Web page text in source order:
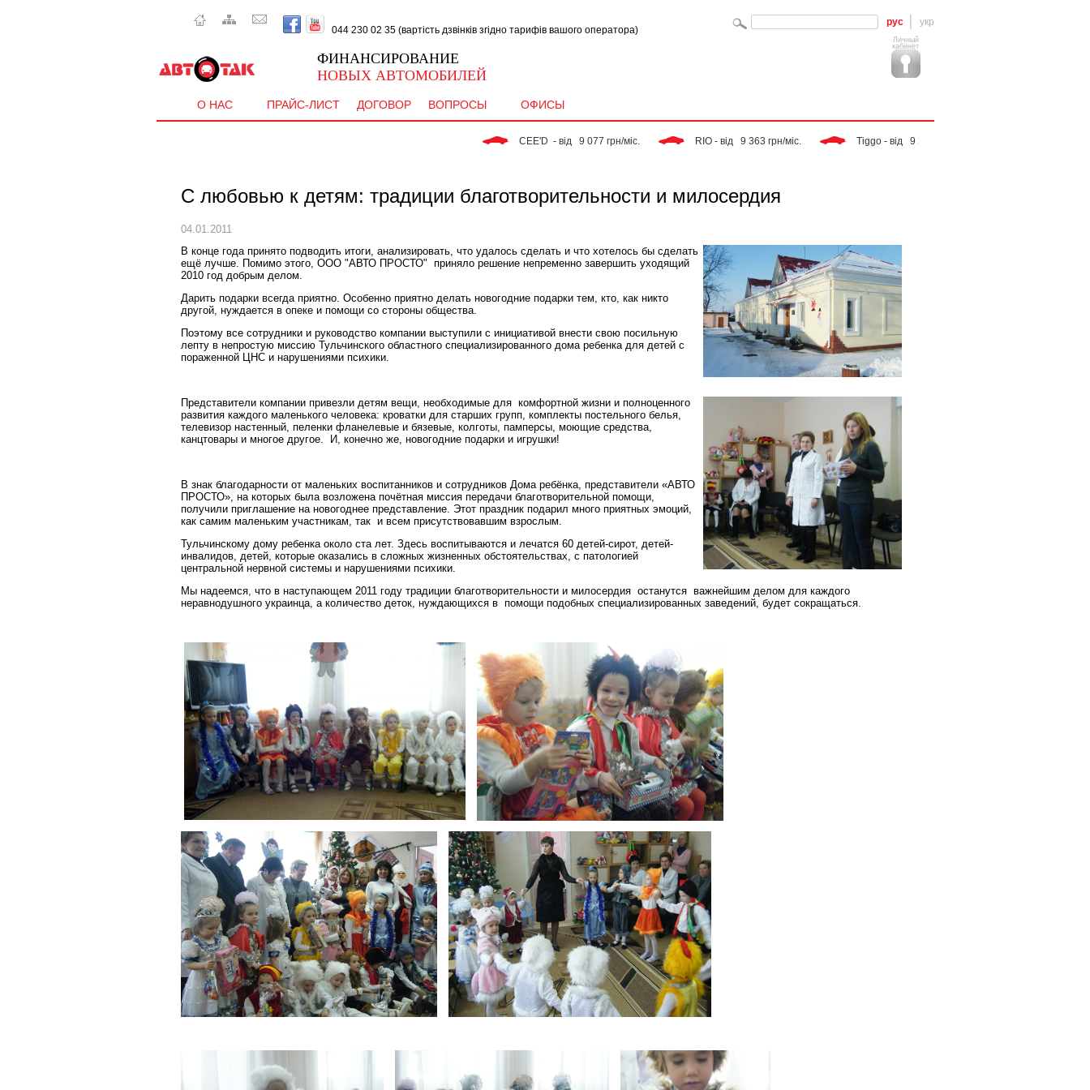
044 230 02 35 (вартість дзвінків згідно тарифів вашого оператора)
рус укр
ФИНАНСИРОВАНИЕ
НОВЫХ АВТОМОБИЛЕЙ
Личный
кабинет
О НАС ПРАЙС-ЛИСТ ДОГОВОР ВОПРОСЫ ОФИСЫ
CEE'D  - від   9 077 грн/міс. RIO - від   9 363 грн/міс. Tiggo - від   9 283 грн/міс.
С любовью к детям: традиции благотворительности и милосердия
04.01.2011
В конце года принято подводить итоги, анализировать, что удалось сделать и что хотелось бы сделать
ещё лучше. Помимо этого, ООО "АВТО ПРОСТО" приняло решение непременно завершить уходящий
2010 год добрым делом.
Дарить подарки всегда приятно. Особенно приятно делать новогодние подарки тем, кто, как никто
другой, нуждается в опеке и помощи со стороны общества.
Поэтому все сотрудники и руководство компании выступили с инициативой внести свою посильную
лепту в непростую миссию Тульчинского областного специализированного дома ребенка для детей с
пораженной ЦНС и нарушениями психики.
Представители компании привезли детям вещи, необходимые для комфортной жизни и полноценного
развития каждого маленького человека: кроватки для старших групп, комплекты постельного белья,
телевизор настенный, пеленки фланелевые и бязевые, колготы, памперсы, моющие средства,
канцтовары и многое другое. И, конечно же, новогодние подарки и игрушки!
В знак благодарности от маленьких воспитанников и сотрудников Дома ребёнка, представители «АВТО
ПРОСТО», на которых была возложена почётная миссия передачи благотворительной помощи,
получили приглашение на новогоднее представление. Этот праздник подарил много приятных эмоций,
как самим маленьким участникам, так и всем присутствовавшим взрослым.
Тульчинскому дому ребенка около ста лет. Здесь воспитываются и лечатся 60 детей-сирот, детей-
инвалидов, детей, которые оказались в сложных жизненных обстоятельствах, с патологией
центральной нервной системы и нарушениями психики.
Мы надеемся, что в наступающем 2011 году традиции благотворительности и милосердия останутся важнейшим делом для каждого
неравнодушного украинца, а количество деток, нуждающихся в помощи подобных специализированных заведений, будет сокращаться.